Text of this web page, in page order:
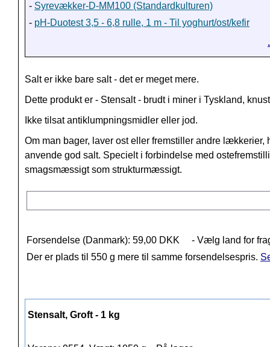
- Syrevækker-D-MM100 (Standardkulturen)
- pH-Duotest 3,5 - 6,8 rulle, 1 m - Til yoghurt/ost/kefir
Salt er ikke bare salt - det er meget mere.
Dette produkt er - Stensalt - brudt i miner i Tyskland,
Ikke tilsat antiklumpningsmidler eller jod.
Om man bager, laver ost eller fremstiller andre
anvende god salt. Specielt i forbindelse med
smagsmæssigt som strukturmæssigt.
Forsendelse (Danmark): 59,00 DKK
- Vælg land for
Der er plads til 550 g mere til samme forsendelsespris.
Stensalt, Groft - 1 kg